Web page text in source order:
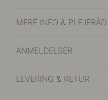
MERE INFO & PLEJERÅD
ANMELDELSER
LEVERING & RETUR